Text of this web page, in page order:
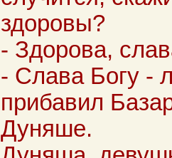
здоровы?
- Здорова,
- Слава Богу -
прибавил
Дуняше.